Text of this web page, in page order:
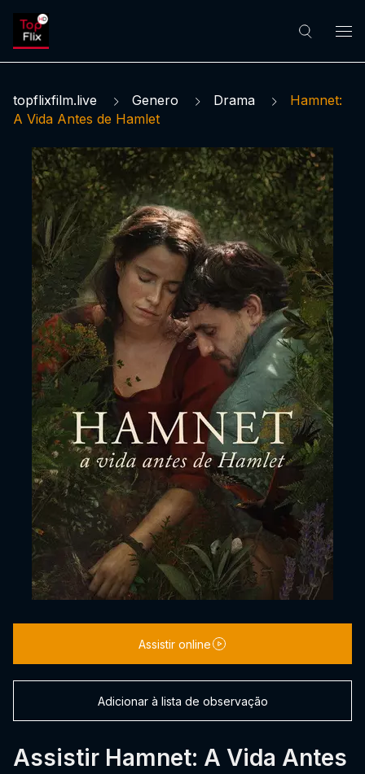
topflixfilm.live Genero Drama
Hamnet:
A Vida Antes de Hamlet
Assistir Hamnet: A Vida Antes
Assistir online
Adicionar à lista de observação